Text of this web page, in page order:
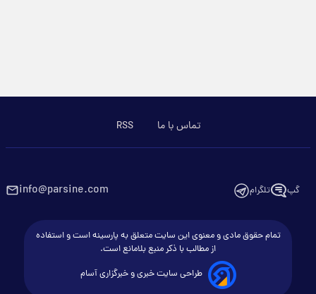
تماس با ما RSS
گپ تلگرام info@parsine.com
تمام حقوق مادی و معنوی این سایت متعلق به پارسینه است و استفاده
از مطالب با ذکر منبع بلامانع است.
طراحی سایت خبری و خبرگزاری آسام